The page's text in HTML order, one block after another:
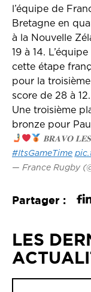
l’équipe de
Bretagne en
à la Nouvelle
19 à 14.
cette étape
pour la
score de 28 à 12.
Une troisième
bronze pour
𝐁𝐑𝐀𝐕𝐎
#ItsGameTime
— France Rugby
Partager :
LES